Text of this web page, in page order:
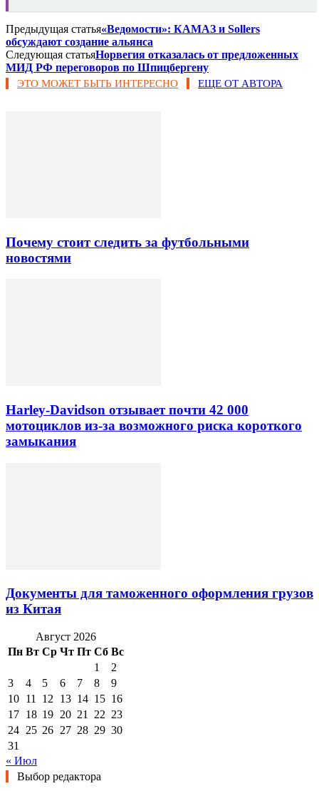
Предыдущая статья«Ведомости»: КАМАЗ и Sollers
обсуждают создание альянса
Следующая статьяНорвегия отказалась от предложенных
МИД РФ переговоров по Шпицбергену
ЭТО МОЖЕТ БЫТЬ ИНТЕРЕСНО ЕЩЕ ОТ АВТОРА
Почему стоит следить за футбольными
новостями
Harley-Davidson отзывает почти 42 000
мотоциклов из-за возможного риска короткого
замыкания
Документы для таможенного оформления грузов
из Китая
Август 2026
Пн Вт Ср Чт Пт Сб Вс
1
2
3
4 5 6 7 8
9
10 11 12 13 14 15 16
17 18 19 20 21 22 23
24 25 26 27 28 29 30
31
« Июл
Выбор редактора